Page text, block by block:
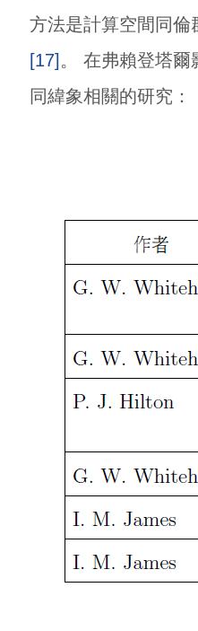
方法是計算空間同倫
[17] 。 在弗賴登塔爾
同緯象相關的研究：